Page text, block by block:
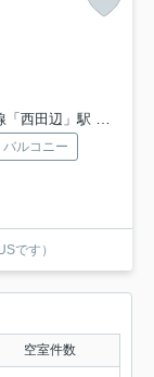
辺」駅 徒歩14分
バルコニー
です）
空室件数